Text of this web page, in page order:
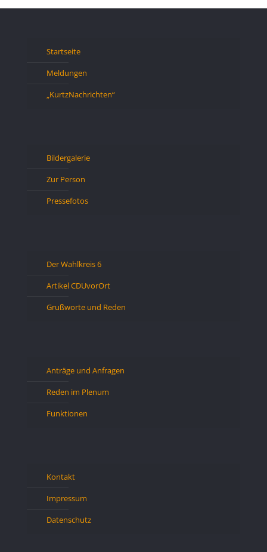
Startseite
Meldungen
„KurtzNachrichten“
Bildergalerie
Zur Person
Pressefotos
Der Wahlkreis 6
Artikel CDUvorOrt
Grußworte und Reden
Anträge und Anfragen
Reden im Plenum
Funktionen
Kontakt
Impressum
Datenschutz